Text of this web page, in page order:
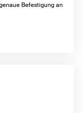
Befestigung an